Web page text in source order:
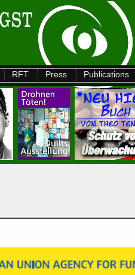
RFT Press Publications